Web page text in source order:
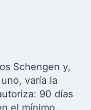
Schengen y,
varía la
90 días
el mínimo.